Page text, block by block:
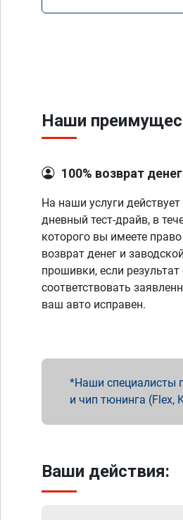
Наши
100% возврат денег
На наши услуги действует
дневный тест-драйв, в
которого вы имеете
возврат денег и заводской
прошивки, если результат
соответствовать
ваш авто исправен.
Наши специалисты
и чип тюнинга (Flex,
Ваши действия: